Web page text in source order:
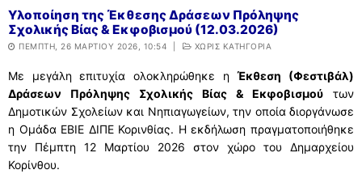
Υλοποίηση της Έκθεσης Δράσεων Πρόληψης
Σχολικής Βίας & Εκφοβισμού (12.03.2026)
ΠΈΜΠΤΗ, 26 ΜΑΡΤΊΟΥ 2026, 10:54 ΧΩΡΊΣ ΚΑΤΗΓΟΡΊΑ
Με μεγάλη επιτυχία ολοκληρώθηκε ηΈκθεση (Φεστιβάλ)
Δράσεων Πρόληψης Σχολικής Βίας & Εκφοβισμού των
Δημοτικών Σχολείων και Νηπιαγωγείων, την οποία διοργάνωσε
η Ομάδα ΕΒΙΕ ΔΙΠΕ Κορινθίας. Η εκδήλωση πραγματοποιήθηκε
την Πέμπτη 12 Μαρτίου 2026 στον χώρο του Δημαρχείου
Κορίνθου.